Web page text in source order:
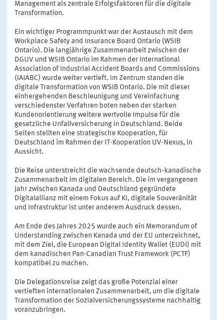
Management als zentrale Erfolgsfaktoren für die digitale
Transformation.
Ein wichtiger Programmpunkt war der Austausch mit dem
Workplace Safety and Insurance Board Ontario (WSIB
Ontario). Die langjährige Zusammenarbeit zwischen der
DGUV und WSIB Ontario im Rahmen der International
Association of Industrial Accident Boards and Commissions
(IAIABC) wurde weiter vertieft. Im Zentrum standen die
digitale Transformation von WSIB Ontario. Die mit dieser
einhergehenden Beschleunigung und Vereinfachung
verschiedenster Verfahren boten neben der starken
Kundenorientierung weitere wertvolle Impulse für die
gesetzliche Unfallversicherung in Deutschland. Beide
Seiten stellten eine strategische Kooperation, für
Deutschland im Rahmen der IT-Kooperation UV-Nexus, in
Aussicht.
Die Reise unterstreicht die wachsende deutsch-kanadische
Zusammenarbeit im digitalen Bereich. Die im vergangenen
Jahr zwischen Kanada und Deutschland gegründete
Digitalallianz mit einem Fokus auf KI, digitale Souveränität
und Infrastruktur ist unter anderem Ausdruck dessen.
Am Ende des Jahres 2025 wurde auch ein Memorandum of
Understanding zwischen Kanada und der EU unterzeichnet,
mit dem Ziel, die European Digital Identity Wallet (EUDI) mit
dem kanadischen Pan-Canadian Trust Framework (PCTF)
kompatibel zu machen.
Die Delegationsreise zeigt das große Potenzial einer
vertieften internationalen Zusammenarbeit, um die digitale
Transformation der Sozialversicherungssysteme nachhaltig
voranzubringen.